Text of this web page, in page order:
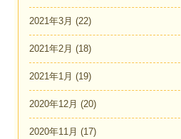
2021年3月 (22)
2021年2月 (18)
2021年1月 (19)
2020年12月 (20)
2020年11月 (17)